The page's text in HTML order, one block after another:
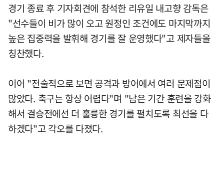
경기 종료 후 기자회견에 참석한 리유일 내고향 감독은
"선수들이 비가 많이 오고 원정인 조건에도 마지막까지
높은 집중력을 발휘해 경기를 잘 운영했다"고 제자들을
칭찬했다.
이어 "전술적으로 보면 공격과 방어에서 여러 문제점이
많았다. 축구는 항상 어렵다"며 "남은 기간 훈련을 강화
해서 결승전에선 더 훌륭한 경기를 펼치도록 최선을 다
하겠다"고 각오를 다졌다.